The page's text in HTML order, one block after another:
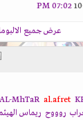
07:02 PM
عرض جميع
AL-MhTaR al.afret
روووح ريماس